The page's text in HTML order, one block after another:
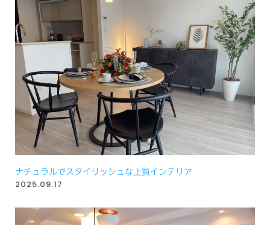
ナチュラルでスタイリッシュな上質インテリア
2025.09.17